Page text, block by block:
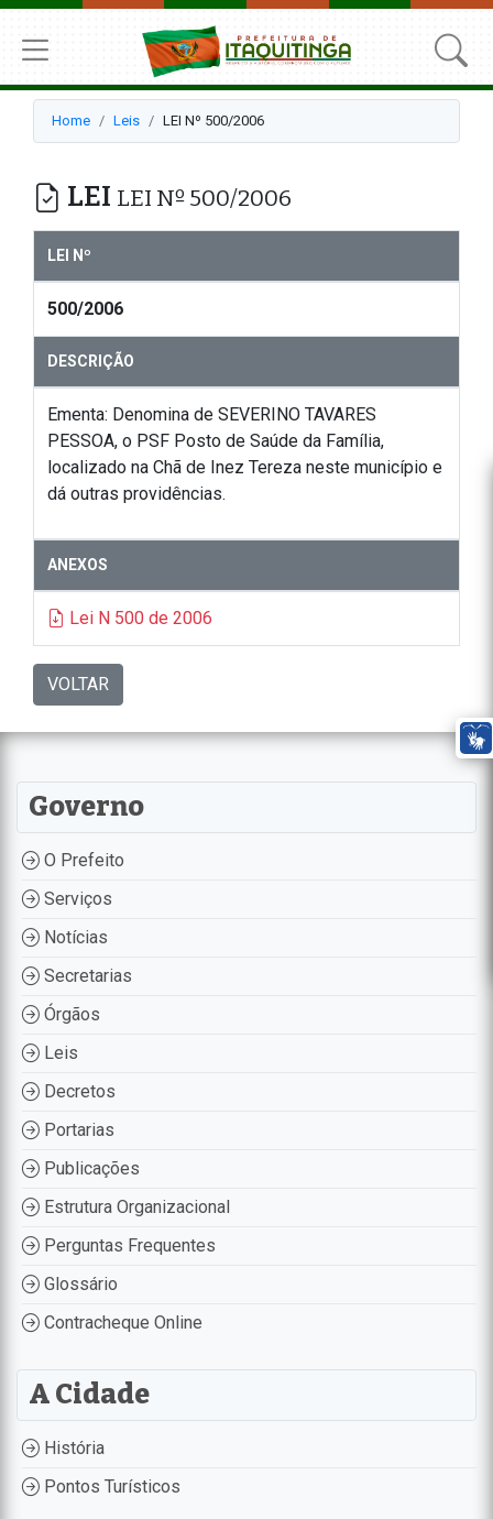
Home Leis LEI Nº 500/2006
LEI LEI Nº 500/2006
LEI Nº
500/2006
DESCRIÇÃO
Ementa: Denomina de SEVERINO TAVARES
PESSOA, o PSF Posto de Saúde da Família,
localizado na Chã de Inez Tereza neste município e
dá outras providências.
ANEXOS
Lei N 500 de 2006
VOLTAR
Governo
O Prefeito
Serviços
Notícias
Secretarias
Órgãos
Leis
Decretos
Portarias
Publicações
Estrutura Organizacional
Perguntas Frequentes
Glossário
Contracheque Online
A Cidade
História
Pontos Turísticos